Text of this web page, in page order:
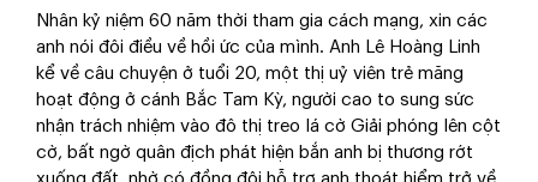
Nhân kỷ niệm 60 năm thời tham gia cách mạng, xin các
anh nói đôi điều về hồi ức của mình. Anh Lê Hoàng Linh
kể về câu chuyện ở tuổi 20, một thị uỷ viên trẻ măng
hoạt động ở cánh Bắc Tam Kỳ, người cao to sung sức
nhận trách nhiệm vào đô thị treo lá cờ Giải phóng lên cột
cờ, bất ngờ quân địch phát hiện bắn anh bị thương rớt